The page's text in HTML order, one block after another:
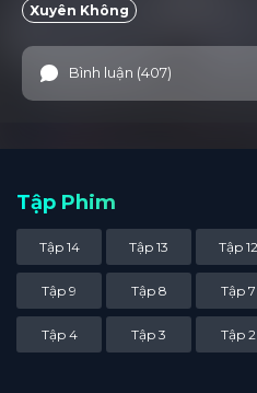
Xuyên Không
Bình luận (407)
Tập Phim
Tập 14 Tập 13 Tập 12
Tập 9 Tập 8 Tập 7
Tập 4 Tập 3 Tập 2